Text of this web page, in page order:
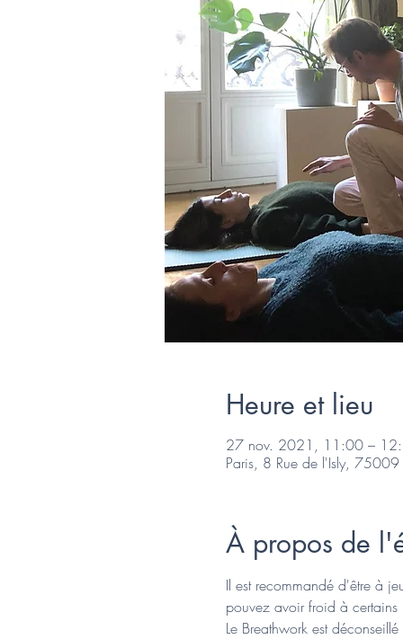
Heure et lieu
27 nov. 2021, 11:00 –
Paris, 8 Rue de l'Isly, 75009
À propos de
Il est recommandé d'être à
pouvez avoir froid à certains
Le Breathwork est